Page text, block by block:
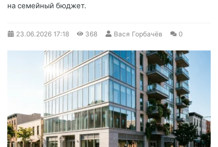
на семейный бюджет.
23.06.2026 17:18 368 Вася Горбачёв 0